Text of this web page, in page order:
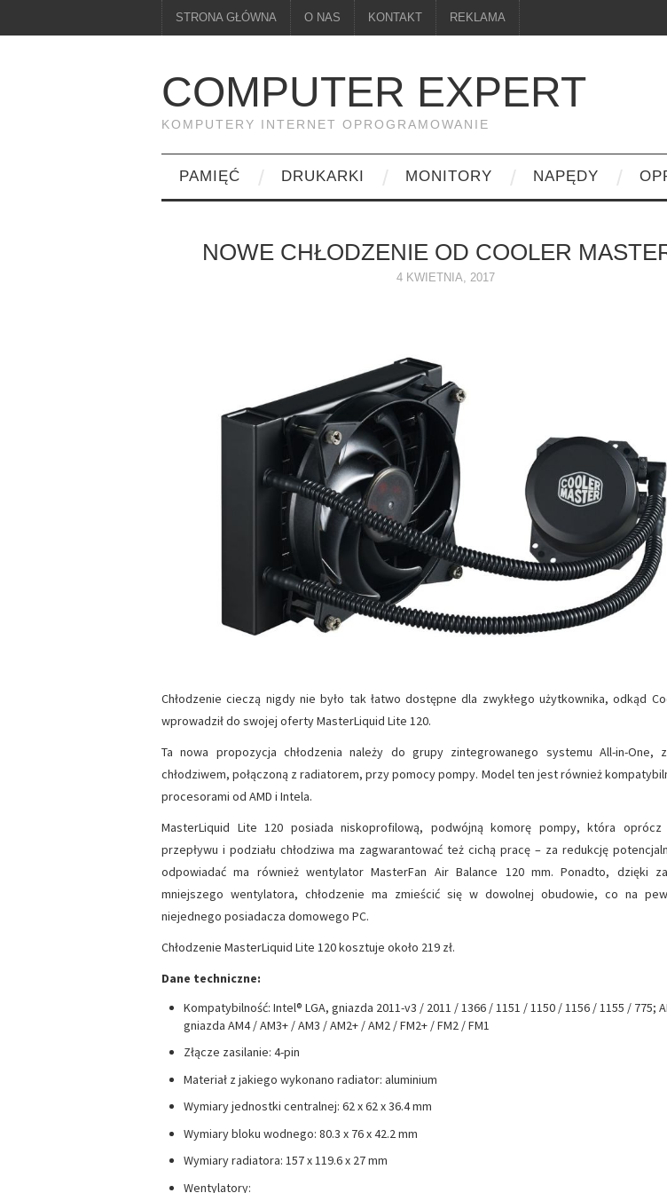
STRONA GŁÓWNA O NAS KONTAKT REKLAMA
COMPUTER EXPERT
KOMPUTERY INTERNET OPROGRAMOWANIE
PAMIĘĆ DRUKARKI MONITORY NAPĘDY
NOWE CHŁODZENIE OD COOLER
4 KWIETNIA, 2017
Chłodzenie cieczą nigdy nie było tak łatwo dostępne dla zwykłego użytkownika, odkąd
wprowadził do swojej oferty MasterLiquid Lite 120.
Ta nowa propozycja chłodzenia należy do grupy zintegrowanego systemu All-in-One,
chłodziwem, połączoną z radiatorem, przy pomocy pompy. Model ten jest również
procesorami od AMD i Intela.
MasterLiquid Lite 120 posiada niskoprofilową, podwójną komorę pompy, która oprócz
przepływu i podziału chłodziwa ma zagwarantować też cichą pracę – za redukcję
odpowiadać ma również wentylator MasterFan Air Balance 120 mm. Ponadto, dzięki
mniejszego wentylatora, chłodzenie ma zmieścić się w dowolnej obudowie, co na
niejednego posiadacza domowego PC.
Chłodzenie MasterLiquid Lite 120 kosztuje około 219 zł.
Dane techniczne:
Kompatybilność: Intel® LGA, gniazda 2011-v3 / 2011 / 1366 / 1151 / 1150 / 1156 / 1155 / 775;
gniazda AM4 / AM3+ / AM3 / AM2+ / AM2 / FM2+ / FM2 / FM1
Złącze zasilanie: 4-pin
Materiał z jakiego wykonano radiator: aluminium
Wymiary jednostki centralnej: 62 x 62 x 36.4 mm
Wymiary bloku wodnego: 80.3 x 76 x 42.2 mm
Wymiary radiatora: 157 x 119.6 x 27 mm
Wentylatory: